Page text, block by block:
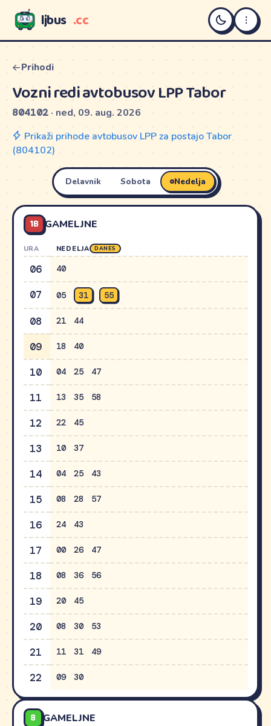
LJBUS ljbus .cc
Prihodi
Vozni redi avtobusov LPP Tabor
804102 · ned, 09. aug. 2026
Prikaži prihode avtobusov LPP za postajo Tabor
(804102)
Delavnik Sobota Nedelja
1B GAMELJNE
URA NEDELJA DANES
06 40
07 05 31 55
08 21 44
09 18 40
10 04 25 47
11 13 35 58
12 22 45
13 10 37
14 04 25 43
15 08 28 57
16 24 43
17 00 26 47
18 08 36 56
19 20 45
20 08 30 53
21 11 31 49
22 09 30
8 GAMELJNE